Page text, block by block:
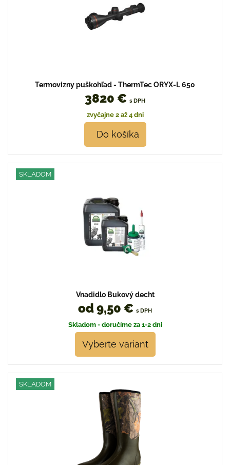
Termovizny puškohľad - ThermTec ORYX-L 650
3820 € s DPH
zvyčajne 2 až 4 dni
Do košíka
SKLADOM
Vnadidlo Bukový decht
od 9,50 € s DPH
Skladom - doručíme za 1-2 dni
Vyberte variant
SKLADOM